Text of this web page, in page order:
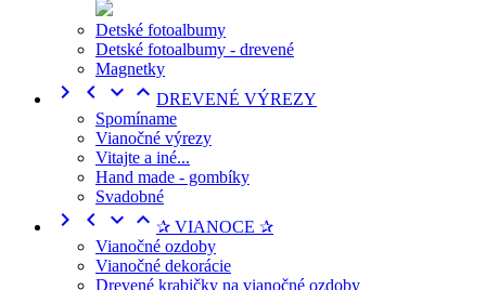
Detské fotoalbumy
Detské fotoalbumy - drevené
Magnetky
    DREVENÉ VÝREZY
Spomíname
Vianočné výrezy
Vitajte a iné...
Hand made - gombíky
Svadobné
    ✰ VIANOCE ✰
Vianočné ozdoby
Vianočné dekorácie
Drevené krabičky na vianočné ozdoby